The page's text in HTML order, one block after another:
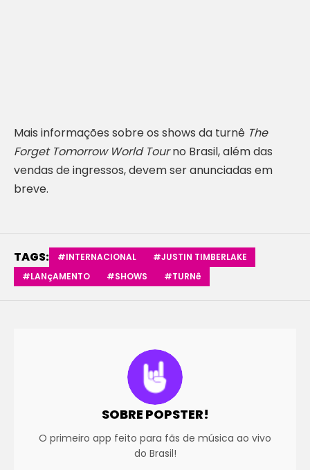
Mais informações sobre os shows da turnê The
Forget Tomorrow World Tourno Brasil, além das
vendas de ingressos, devem ser anunciadas em
breve.
TAGS: #INTERNACIONAL
#JUSTIN TIMBERLAKE
#LANçAMENTO
#SHOWS #TURNê
SOBRE POPSTER!
O primeiro app feito para fãs de música ao vivo
do Brasil!